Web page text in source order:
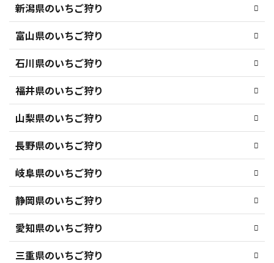
新潟県のいちご狩り
富山県のいちご狩り
石川県のいちご狩り
福井県のいちご狩り
山梨県のいちご狩り
長野県のいちご狩り
岐阜県のいちご狩り
静岡県のいちご狩り
愛知県のいちご狩り
三重県のいちご狩り